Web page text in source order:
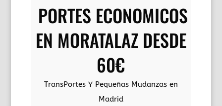
PORTES ECONOMICOS
EN MORATALAZ DESDE
60€
TransPortes Y Pequeñas Mudanzas en
Madrid